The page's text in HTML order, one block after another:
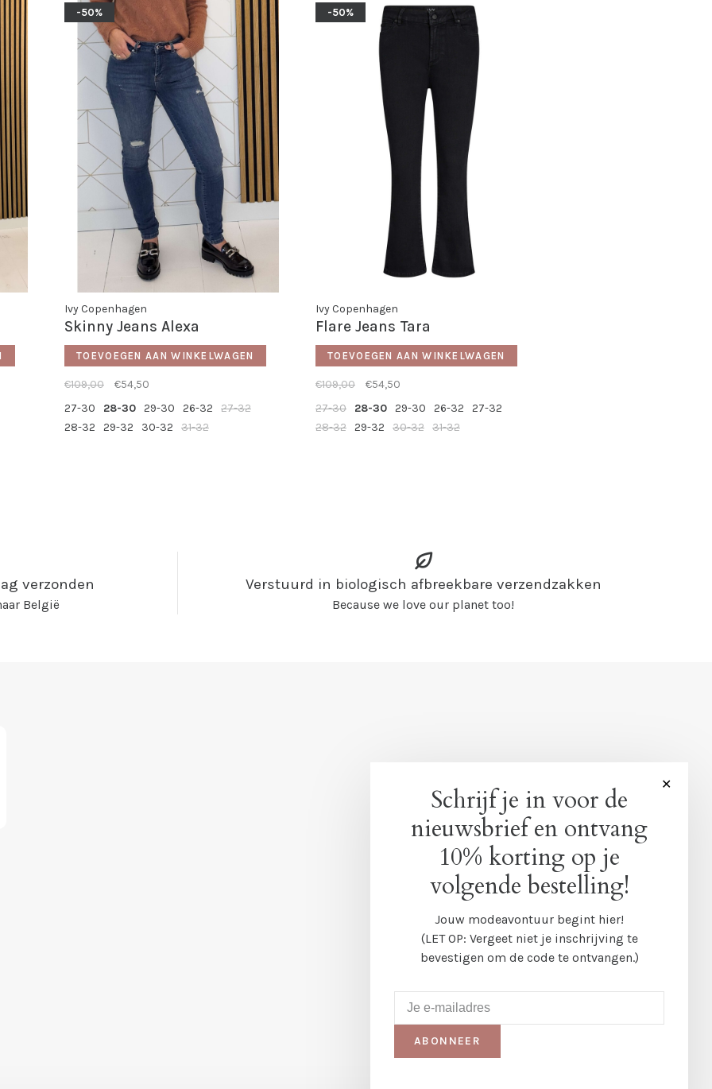
-50%
Ivy Copenhagen
Skinny Jeans Alexa
TOEVOEGEN AAN WINKELWAGEN
€109,00
€54,50
27-30
28-30 29-30 26-32
27-32
28-32
29-32 30-32 31-32
-50%
Ivy Copenhagen
Flare Jeans Tara
TOEVOEGEN AAN WINKELWAGEN
€109,00
€54,50
27-30
28-30 29-30 26-32
27-32
28-32 29-32 30-32 31-32
verzonden
België
Verstuurd in biologisch afbreekbare verzendzakken
Because we love our planet too!
✕
Schrijf je in voor de
nieuwsbrief en ontvang
10% korting op je
volgende bestelling!
Jouw modeavontuur begint hier!
(LET OP: Vergeet niet je inschrijving te
bevestigen om de code te ontvangen.)
ABONNEER